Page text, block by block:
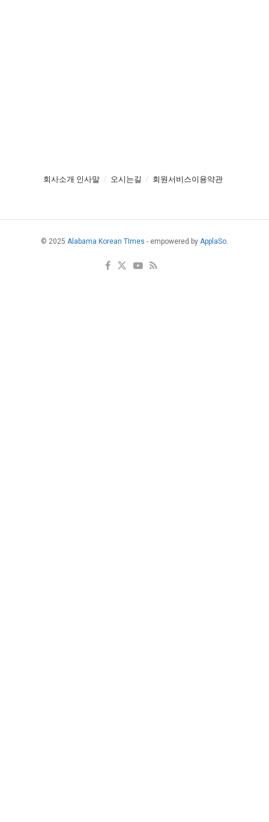
회사소개 인사말 오시는길 회원서비스이용약관
© 2025 Alabama Korean TImes - empowered by ApplaSo.